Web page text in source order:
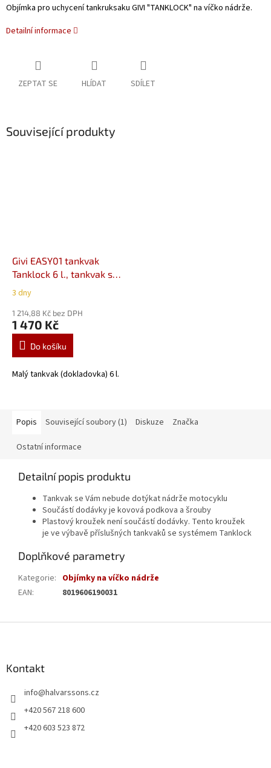
Objímka pro uchycení tankruksaku GIVI "TANKLOCK" na víčko nádrže.
Detailní informace
ZEPTAT SE HLÍDAT SDÍLET
Související produkty
Givi EASY01 tankvak
Tanklock 6 l., tankvak s
upevněním na víčko
nádrže
3 dny
1 214,88 Kč bez DPH
1 470 Kč
Do košíku
Malý tankvak (dokladovka) 6 l.
Popis Související soubory (1) Diskuze Značka
Ostatní informace
Detailní popis produktu
Tankvak se Vám nebude dotýkat nádrže motocyklu
Součástí dodávky je kovová podkova a šrouby
Plastový kroužek není součástí dodávky. Tento kroužek
je ve výbavě příslušných tankvaků se systémem Tanklock
Doplňkové parametry
Kategorie: Objímky na víčko nádrže
EAN: 8019606190031
Kontakt
info@halvarssons.cz
+420 567 218 600
+420 603 523 872